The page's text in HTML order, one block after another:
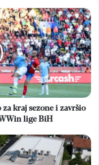
kraj sezone i završio
lige BiH